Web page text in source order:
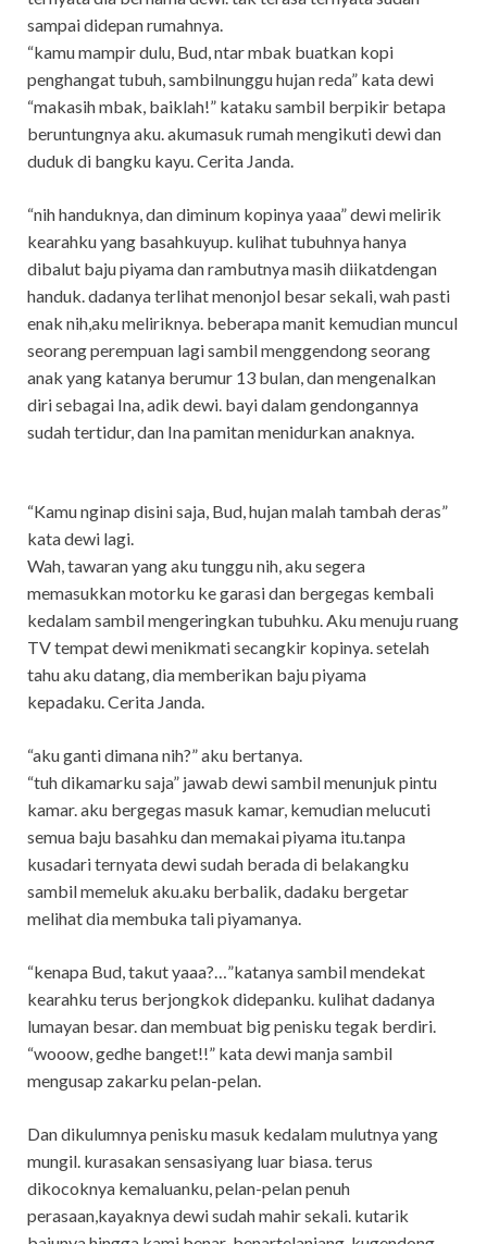
sampai didepan rumahnya.
“kamu mampir dulu, Bud, ntar mbak buatkan kopi
penghangat tubuh, sambilnunggu hujan reda” kata dewi
“makasih mbak, baiklah!” kataku sambil berpikir betapa
beruntungnya aku. akumasuk rumah mengikuti dewi dan
duduk di bangku kayu. Cerita Janda.
“nih handuknya, dan diminum kopinya yaaa” dewi melirik
kearahku yang basahkuyup. kulihat tubuhnya hanya
dibalut baju piyama dan rambutnya masih diikatdengan
handuk. dadanya terlihat menonjol besar sekali, wah pasti
enak nih,aku meliriknya. beberapa manit kemudian muncul
seorang perempuan lagi sambil menggendong seorang
anak yang katanya berumur 13 bulan, dan mengenalkan
diri sebagai Ina, adik dewi. bayi dalam gendongannya
sudah tertidur, dan Ina pamitan menidurkan anaknya.
“Kamu nginap disini saja, Bud, hujan malah tambah deras”
kata dewi lagi.
Wah, tawaran yang aku tunggu nih, aku segera
memasukkan motorku ke garasi dan bergegas kembali
kedalam sambil mengeringkan tubuhku. Aku menuju ruang
TV tempat dewi menikmati secangkir kopinya. setelah
tahu aku datang, dia memberikan baju piyama
kepadaku. Cerita Janda.
“aku ganti dimana nih?” aku bertanya.
“tuh dikamarku saja” jawab dewi sambil menunjuk pintu
kamar. aku bergegas masuk kamar, kemudian melucuti
semua baju basahku dan memakai piyama itu.tanpa
kusadari ternyata dewi sudah berada di belakangku
sambil memeluk aku.aku berbalik, dadaku bergetar
melihat dia membuka tali piyamanya.
“kenapa Bud, takut yaaa?…”katanya sambil mendekat
kearahku terus berjongkok didepanku. kulihat dadanya
lumayan besar. dan membuat big penisku tegak berdiri.
“wooow, gedhe banget!!” kata dewi manja sambil
mengusap zakarku pelan-pelan.
Dan dikulumnya penisku masuk kedalam mulutnya yang
mungil. kurasakan sensasiyang luar biasa. terus
dikocoknya kemaluanku, pelan-pelan penuh
perasaan,kayaknya dewi sudah mahir sekali. kutarik